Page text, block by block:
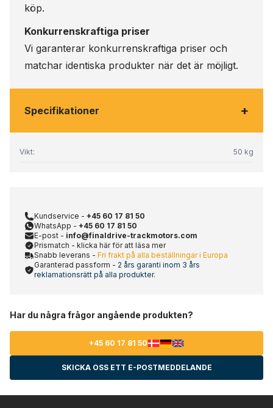
köp.
Konkurrenskraftiga priser
Vi garanterar konkurrenskraftiga priser och
matchar identiska produkter när det är möjligt.
Specifikationer +
Vikt: 50 kg
Kundservice - +45 60 17 81 50
WhatsApp - +45 60 17 81 50
E-post - info@finaldrive-trackmotors.com
Prismatch - klicka här för att läsa mer
Snabb leverans - Fri frakt på alla beställningar i Europa
Garanterad passform - 2 års garanti inom 3 års
reklamationsrätt på alla produkter.
Har du några frågor angående produkten?
+45 60 17 81 50
SKICKA OSS ETT E-POSTMEDDELANDE